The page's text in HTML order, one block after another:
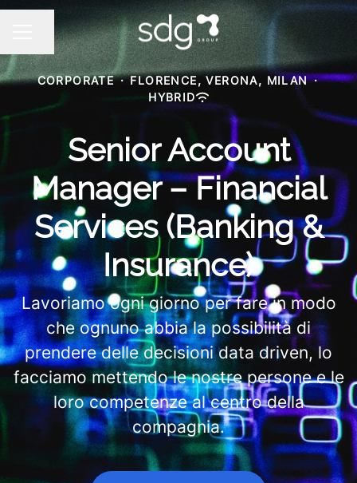
CAREER MENU
Share page
CORPORATE · FLORENCE, VERONA, MILAN ·
HYBRID
Senior Account
Manager – Financial
Services (Banking &
Insurance)
Lavoriamo ogni giorno per fare in modo
che ognuno abbia la possibilità di
prendere delle decisioni data driven, lo
facciamo mettendo le nostre persone e le
loro competenze al centro della
compagnia.